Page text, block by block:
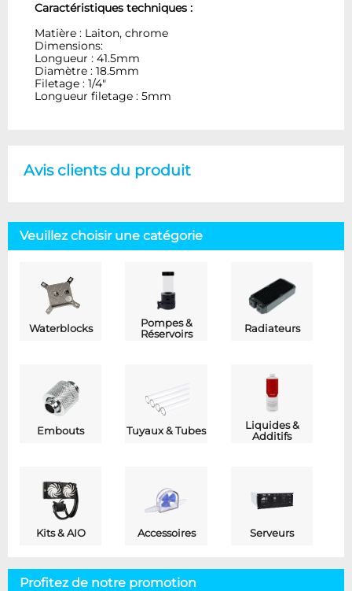
Caractéristiques techniques :
Matière : Laiton, chrome
Dimensions:
Longueur : 41.5mm
Diamètre : 18.5mm
Filetage : 1/4"
Longueur filetage : 5mm
Avis clients du produit
Veuillez choisir une catégorie
Waterblocks
Pompes &
Réservoirs
Radiateurs
Embouts Tuyaux & Tubes
Liquides &
Additifs
Kits & AIO Accessoires Serveurs
Profitez de notre promotion